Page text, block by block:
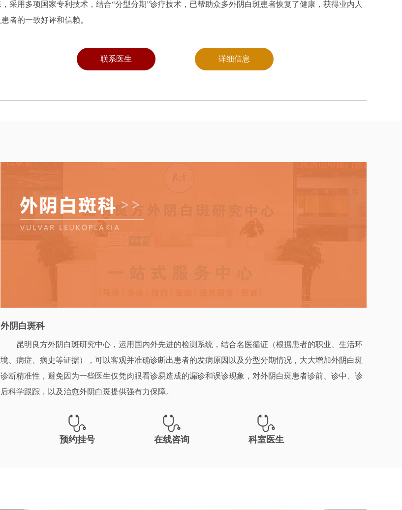
外阴白斑科
昆明良方外阴白斑研究中心，运用国内外先进的检测系统，结合名医循证（根据患者的职业、生活环
境、病症、病史等证据），可以客观并准确诊断出患者的发病原因以及分型分期情况，大大增加外阴白斑
诊断精准性，避免因为一些医生仅凭肉眼看诊易造成的漏诊和误诊现象，对外阴白斑患者诊前、诊中、诊
后科学跟踪，以及治愈外阴白斑提供强有力保障。
预约挂号 在线咨询 科室医生